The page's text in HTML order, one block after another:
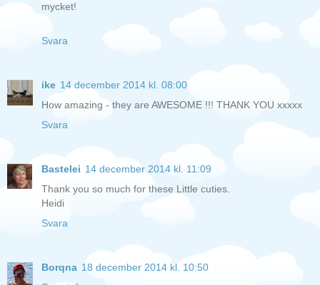
mycket!
Svara
ike 14 december 2014 kl. 08:00
How amazing - they are AWESOME !!! THANK YOU xxxxx
Svara
Bastelei 14 december 2014 kl. 11:09
Thank you so much for these Little cuties.
Heidi
Svara
Borqna 18 december 2014 kl. 10:50